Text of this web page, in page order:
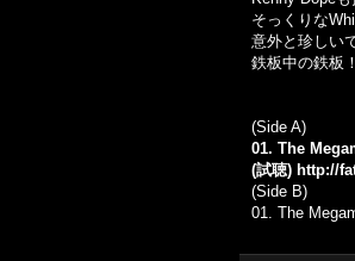
そっくりな
意外と珍しい
鉄板中の鉄板！
(Side A)
01. The
(試聴) http://
(Side B)
01. The